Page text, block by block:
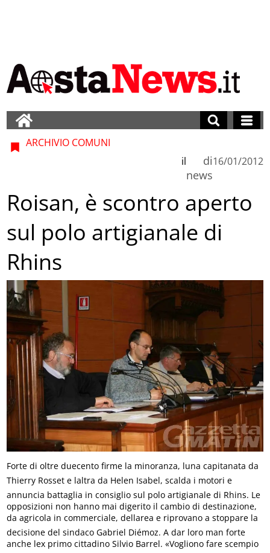
ARCHIVIO COMUNI
di
news
il 16/01/2012
Roisan, è scontro aperto
sul polo artigianale di
Rhins
Forte di oltre duecento firme la minoranza, luna capitanata da
Thierry Rosset e laltra da Helen Isabel, scalda i motori e
annuncia battaglia in consiglio sul polo artigianale di Rhins. Le
opposizioni non hanno mai digerito il cambio di destinazione,
da agricola in commerciale, dellarea e riprovano a stoppare la
decisione del sindaco Gabriel Diémoz. A dar loro man forte
anche lex primo cittadino Silvio Barrel. «Vogliono fare scempio